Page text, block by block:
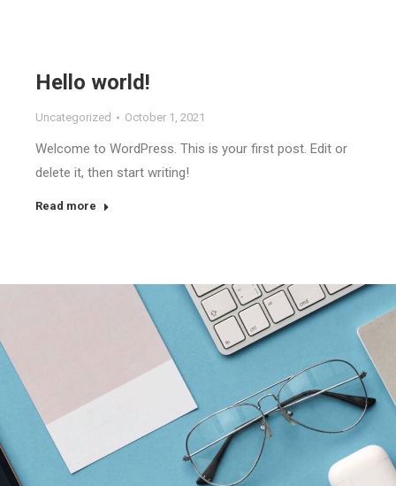
Hello world!
Uncategorized October 1, 2021
Welcome to WordPress. This is your first post. Edit or
delete it, then start writing!
Read more